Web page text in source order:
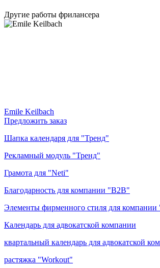
Другие работы фрилансера
Emile Keilbach
Предложить заказ
Шапка календаря для "Тренд"
Рекламный модуль "Тренд"
Грамота для "Neti"
Благодарность для компании "B2B"
Элементы фирменного стиля для
Календарь для адвокатской компании
квартальный календарь для адвокатской
растяжка "Workout"